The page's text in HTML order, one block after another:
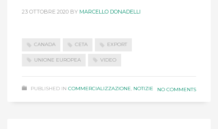
23 OTTOBRE 2020 BY MARCELLO DONADELLI
CANADA CETA EXPORT
UNIONE EUROPEA VIDEO
PUBLISHED IN COMMERCIALIZZAZIONE, NOTIZIE NO COMMENTS